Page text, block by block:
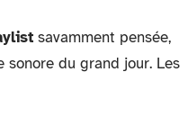
savamment pensée,
du grand jour. Les